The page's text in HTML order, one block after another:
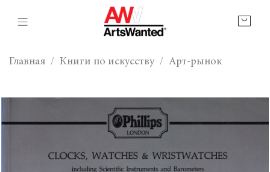
Главная Книги по искусству Арт-рынок